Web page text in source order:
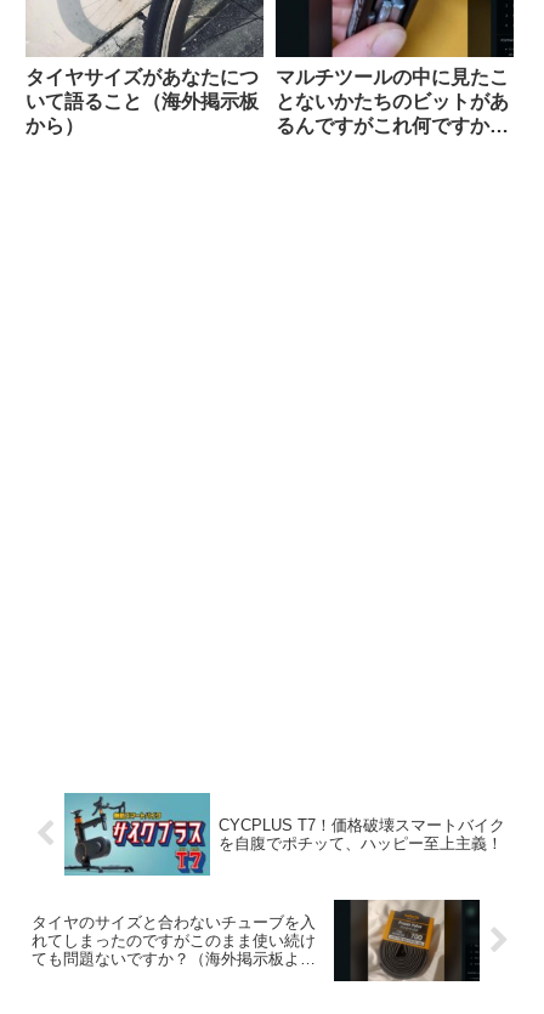
タイヤサイズがあなたにつ
いて語ること（海外掲示板
から）
マルチツールの中に見たこ
とないかたちのビットがあ
るんですがこれ何ですか？
CYCPLUS T7！価格破壊スマートバイク
を自腹でポチッて、ハッピー至上主義！
タイヤのサイズと合わないチューブを入
れてしまったのですがこのまま使い続け
ても問題ないですか？（海外掲示板よ